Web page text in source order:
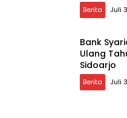
Berita Juli
Bank
Ulang
Sidoarjo
Berita Juli